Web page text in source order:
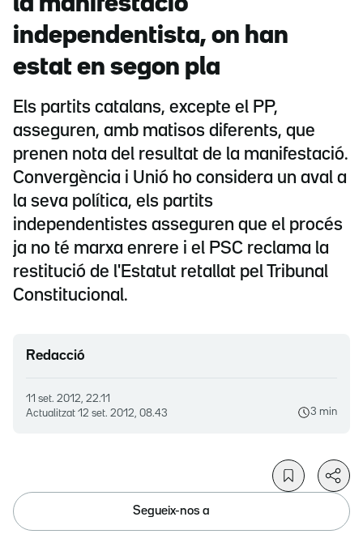
independentista, on han
estat en segon pla
Els partits catalans, excepte el PP,
asseguren, amb matisos diferents, que
prenen nota del resultat de la manifestació.
Convergència i Unió ho considera un aval a
la seva política, els partits
independentistes asseguren que el procés
ja no té marxa enrere i el PSC reclama la
restitució de l'Estatut retallat pel Tribunal
Constitucional.
Redacció
11 set. 2012, 22.11
Actualitzat 12 set. 2012, 08.43 3 min
Segueix-nos a